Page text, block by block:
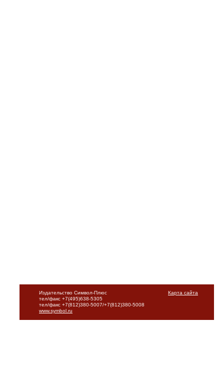
Карта сайта
Издательство Символ-Плюс
тел/факс +7(495)638-5305
тел/факс +7(812)380-5007/+7(812)380-5008
www.symbol.ru